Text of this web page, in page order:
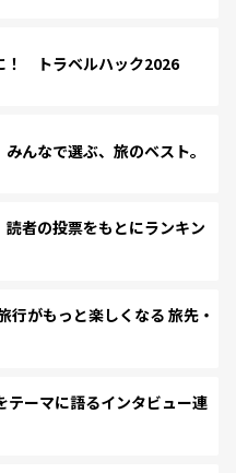
！ トラベルハック2026
んなで選ぶ、旅のベスト。
者の投票をもとにランキン
がもっと楽しくなる 旅先・
テーマに語るインタビュー連